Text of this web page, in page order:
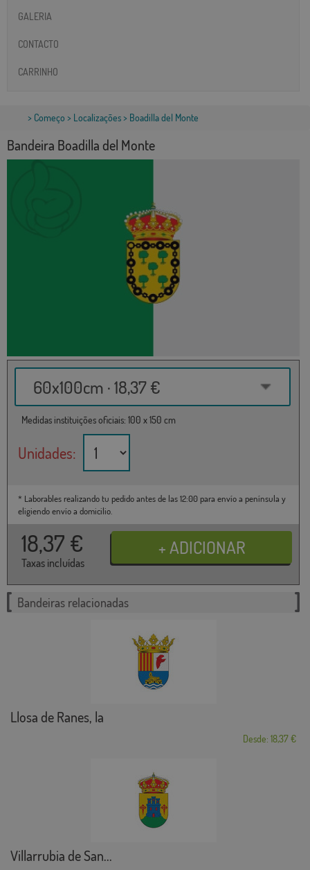
GALERIA
CONTACTO
CARRINHO
> Começo > Localizações> Boadilla del Monte
Bandeira Boadilla del Monte
60x100cm · 18,37 €
Medidas instituições oficiais: 100 x 150 cm
Unidades:
* Laborables realizando tu pedido antes de las 12:00 para envío a península y
eligiendo envío a domicilio.
18,37 €
Taxas incluídas
Bandeiras relacionadas
Llosa de Ranes, la
Desde: 18,37 €
Villarrubia de San...